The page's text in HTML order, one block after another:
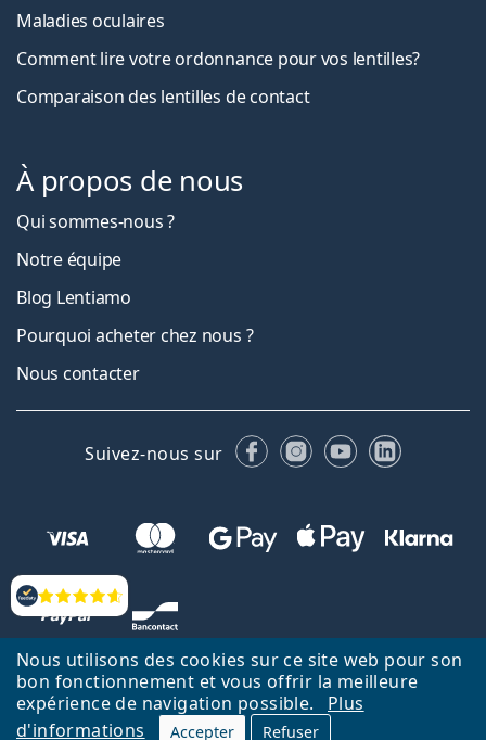
Nous utilisons des cookies sur ce site web pour son
bon fonctionnement et vous offrir la meilleure
expérience de navigation possible.
Plus
d'informations
Accepter Refuser
Évaluation
Maladies oculaires
Comment lire votre ordonnance pour vos lentilles?
Comparaison des lentilles de contact
À propos de nous
Qui sommes-nous ?
Notre équipe
Blog Lentiamo
Pourquoi acheter chez nous ?
Nous contacter
Suivez-nous sur FacebookInstagram
YouTubeLinkedIn